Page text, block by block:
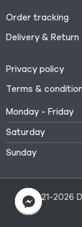
Order tracking
Delivery & Return
Privacy policy
Terms &
Monday - Friday
Saturday
Sunday
©2021-2026